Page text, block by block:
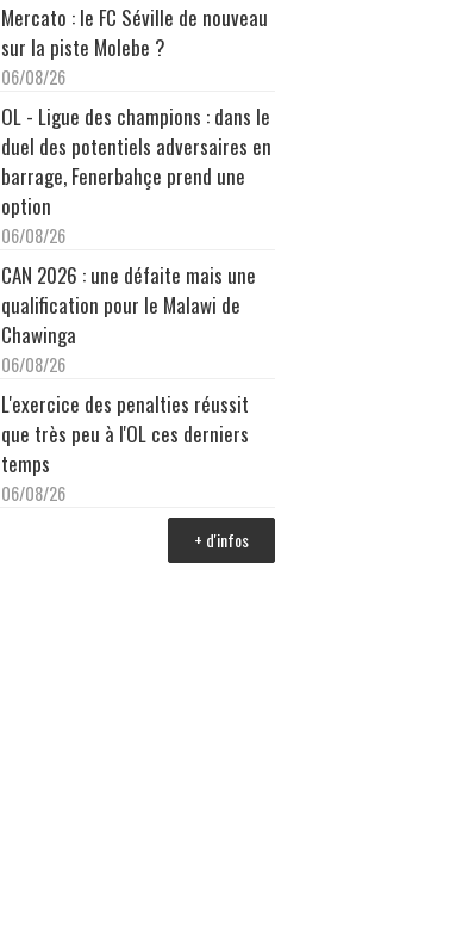
Mercato : le FC Séville de nouveau
sur la piste Molebe ?
06/08/26
OL - Ligue des champions : dans le
duel des potentiels adversaires en
barrage, Fenerbahçe prend une
option
06/08/26
CAN 2026 : une défaite mais une
qualification pour le Malawi de
Chawinga
06/08/26
L'exercice des penalties réussit
que très peu à l'OL ces derniers
temps
06/08/26
+ d'infos